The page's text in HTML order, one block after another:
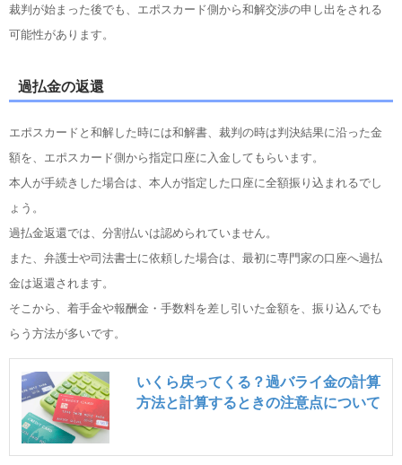
裁判が始まった後でも、エポスカード側から和解交渉の申し出をされる
可能性があります。
過払金の返還
エポスカードと和解した時には和解書、裁判の時は判決結果に沿った金
額を、エポスカード側から指定口座に入金してもらいます。
本人が手続きした場合は、本人が指定した口座に全額振り込まれるでし
ょう。
過払金返還では、分割払いは認められていません。
また、弁護士や司法書士に依頼した場合は、最初に専門家の口座へ過払
金は返還されます。
そこから、着手金や報酬金・手数料を差し引いた金額を、振り込んでも
らう方法が多いです。
いくら戻ってくる？過バライ金の計算
方法と計算するときの注意点について